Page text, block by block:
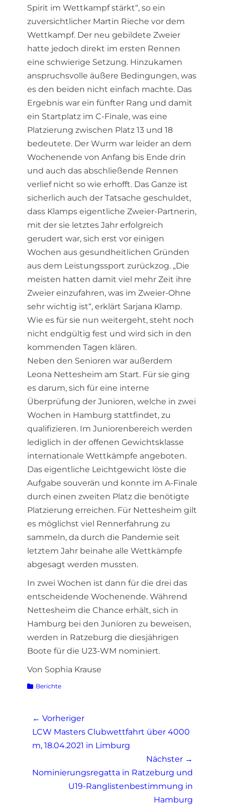
Spirit im Wettkampf stärkt“, so ein
zuversichtlicher Martin Rieche vor dem
Wettkampf. Der neu gebildete Zweier
hatte jedoch direkt im ersten Rennen
eine schwierige Setzung. Hinzukamen
anspruchsvolle äußere Bedingungen, was
es den beiden nicht einfach machte. Das
Ergebnis war ein fünfter Rang und damit
ein Startplatz im C-Finale, was eine
Platzierung zwischen Platz 13 und 18
bedeutete. Der Wurm war leider an dem
Wochenende von Anfang bis Ende drin
und auch das abschließende Rennen
verlief nicht so wie erhofft. Das Ganze ist
sicherlich auch der Tatsache geschuldet,
dass Klamps eigentliche Zweier-Partnerin,
mit der sie letztes Jahr erfolgreich
gerudert war, sich erst vor einigen
Wochen aus gesundheitlichen Gründen
aus dem Leistungssport zurückzog. „Die
meisten hatten damit viel mehr Zeit ihre
Zweier einzufahren, was im Zweier-Ohne
sehr wichtig ist“, erklärt Sarjana Klamp.
Wie es für sie nun weitergeht, steht noch
nicht endgültig fest und wird sich in den
kommenden Tagen klären.
Neben den Senioren war außerdem
Leona Nettesheim am Start. Für sie ging
es darum, sich für eine interne
Überprüfung der Junioren, welche in zwei
Wochen in Hamburg stattfindet, zu
qualifizieren. Im Juniorenbereich werden
lediglich in der offenen Gewichtsklasse
internationale Wettkämpfe angeboten.
Das eigentliche Leichtgewicht löste die
Aufgabe souverän und konnte im A-Finale
durch einen zweiten Platz die benötigte
Platzierung erreichen. Für Nettesheim gilt
es möglichst viel Rennerfahrung zu
sammeln, da durch die Pandemie seit
letztem Jahr beinahe alle Wettkämpfe
abgesagt werden mussten.
In zwei Wochen ist dann für die drei das
entscheidende Wochenende. Während
Nettesheim die Chance erhält, sich in
Hamburg bei den Junioren zu beweisen,
werden in Ratzeburg die diesjährigen
Boote für die U23-WM nominiert.
Von Sophia Krause
Kategorien
Berichte
Beitragsnavigation
← Vorheriger
Vorheriger
Beitrag:
LCW Masters Clubwettfahrt über 4000
m, 18.04.2021 in Limburg
Nächster →
Nächster
Nominierungsregatta in Ratzeburg und
U19-Ranglistenbestimmung in
Hamburg